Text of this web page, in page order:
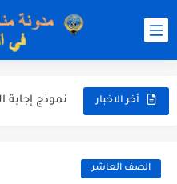
أخر الاخبار
الصف العاشر